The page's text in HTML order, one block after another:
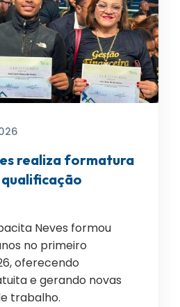
realiza formatura
qualificação
Neves formou
no primeiro
oferecendo
e gerando novas
trabalho.